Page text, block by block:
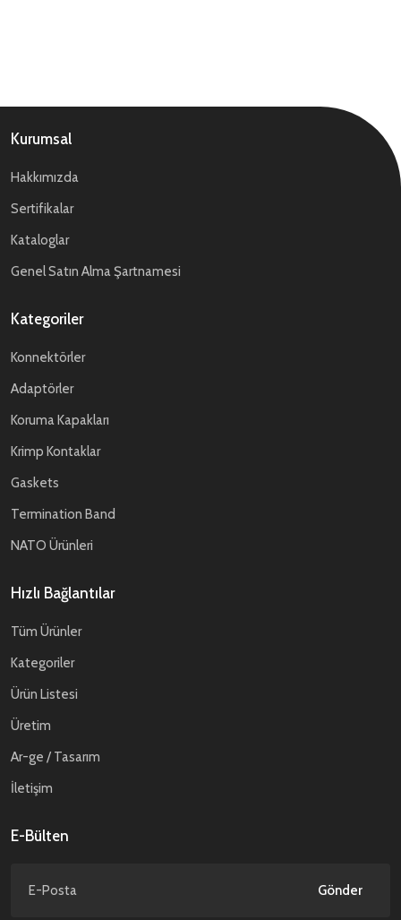
Kurumsal
Hakkımızda
Sertifikalar
Kataloglar
Genel Satın Alma Şartnamesi
Kategoriler
Konnektörler
Adaptörler
Koruma Kapakları
Krimp Kontaklar
Gaskets
Termination Band
NATO Ürünleri
Hızlı Bağlantılar
Tüm Ürünler
Kategoriler
Ürün Listesi
Üretim
Ar-ge / Tasarım
İletişim
E-Bülten
Gönder